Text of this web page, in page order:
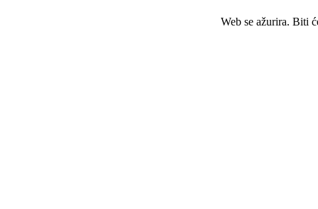
Web se ažurira. Biti